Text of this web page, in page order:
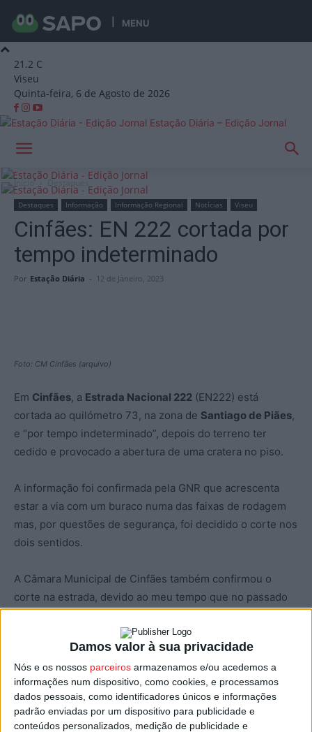
Damos valor à sua privacidade
Nós e os nossos parceiros armazenamos e/ou acedemos a
informações num dispositivo, como cookies, e processamos
dados pessoais, como identificadores únicos e informações
padrão enviadas por um dispositivo para publicidade e
conteúdos personalizados, medição de publicidade e
MENU
21.2 C
Viseu
Quinta-feira, 6 de Agosto de 2026
Estação Diária – Edição Jornal
Início Destaques
Destaques Informação Informação Regional Notícias Viseu
Cinfães: EN 222 cortada por
tempo indeterminado
Por Estação Diária - 12 de Janeiro, 2023
Foto: CM Cinfães (arquivo)
Em Cinfães, a Estrada Nacional 222 (EN222) está
cortada ao quilómetro 73, na zona de Santiago de Piães,
e “por tempo indeterminado”, depois do terreno ter
cedido e provocado a abertura de uma cratera no piso.
A informação foi confirmada pela GNR que acrescenta
estar a via com um buraco numa das faixas de rodagem
mas, por questões de segurança, foi decidido o corte nos
dois sentidos.
A Câmara Municipal de Cinfães também confirmou o
corte na estrada, devido ao meu tempo que no passado
via no sentido Cinfães-Souselo, no lugar da Ribeira, na
freguesia de Santiago de Piães, acrescentando que a
alternativa ao trânsito passa pelo recurso à Estrada
Municipal 1015.
Câmara de Cinfães e Infraestruturas de Portugal (IP) vão